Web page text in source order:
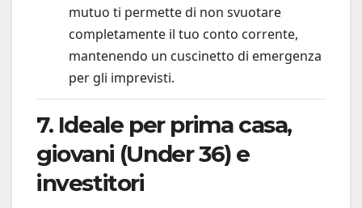
mutuo ti permette di non svuotare
completamente il tuo conto corrente,
mantenendo un cuscinetto di emergenza
per gli imprevisti.
7. Ideale per prima casa,
giovani (Under 36) e
investitori